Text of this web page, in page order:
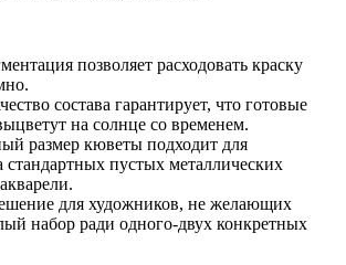
позволяет расходовать краску
состава гарантирует, что готовые
на солнце со временем.
размер кюветы подходит для
стандартных пустых металлических
для художников, не желающих
набор ради одного-двух конкретных